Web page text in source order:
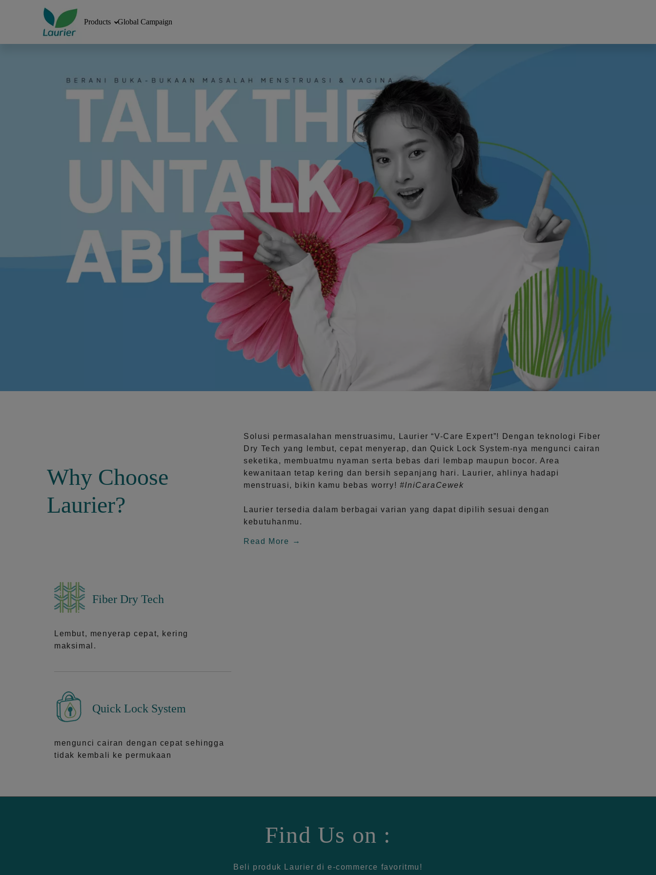
Products Global Campaign
Why Choose
Laurier?
Solusi permasalahan menstruasimu, Laurier“V-Care Expert”! Dengan teknologi
Fiber
Dry Tech yang lembut, cepat menyerap, dan Quick Lock System-nya mengunci cairan
seketika, membuatmu nyaman serta bebas dari lembap maupun bocor. Area
kewanitaan tetap kering dan bersih sepanjang hari.
Laurier, ahlinya hadapi
menstruasi, bikin kamu bebas worry! #IniCaraCewek
Laurier tersedia dalam berbagai varian yang dapat dipilih sesuai dengan
kebutuhanmu.
Read More
Fiber Dry Tech
Lembut, menyerap cepat, kering
maksimal.
Quick Lock System
mengunci cairan dengan cepat sehingga
tidak kembali ke permukaan
Find Us on :
Beli produk Laurier di e-commerce favoritmu!